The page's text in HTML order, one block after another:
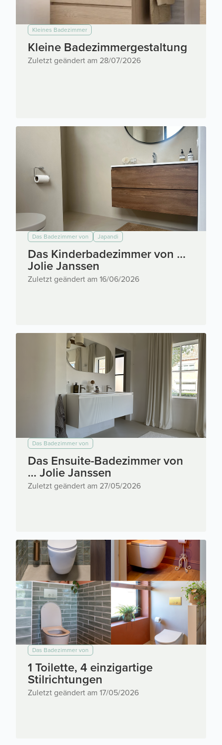
Kleines Badezimmer
Kleine Badezimmergestaltung
Zuletzt geändert am 28/07/2026
Das Badezimmer von Japandi
Das Kinderbadezimmer von …
Jolie Janssen
Zuletzt geändert am 16/06/2026
Das Badezimmer von
Das Ensuite-Badezimmer von
… Jolie Janssen
Zuletzt geändert am 27/05/2026
Das Badezimmer von
1 Toilette, 4 einzigartige
Stilrichtungen
Zuletzt geändert am 17/05/2026